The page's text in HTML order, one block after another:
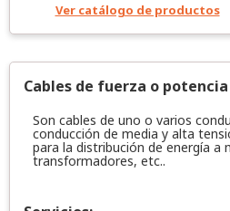
Ver catálogo de productos
Cables de fuerza o potencia
Son cables de uno o varios
conducción de media y alta
para la distribución de energía a
transformadores, etc..